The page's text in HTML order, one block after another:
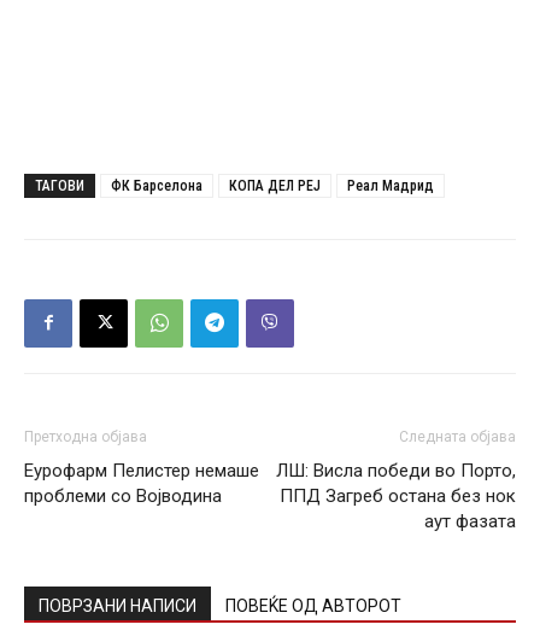
ТАГОВИ ФК Барселона КОПА ДЕЛ РЕЈ Реал Мадрид
Претходна објава
Еурофарм Пелистер немаше
проблеми со Војводина
Следната објава
ЛШ: Висла победи во Порто,
ППД Загреб остана без нок
аут фазата
ПОВРЗАНИ НАПИСИ ПОВЕЌЕ ОД АВТОРОТ